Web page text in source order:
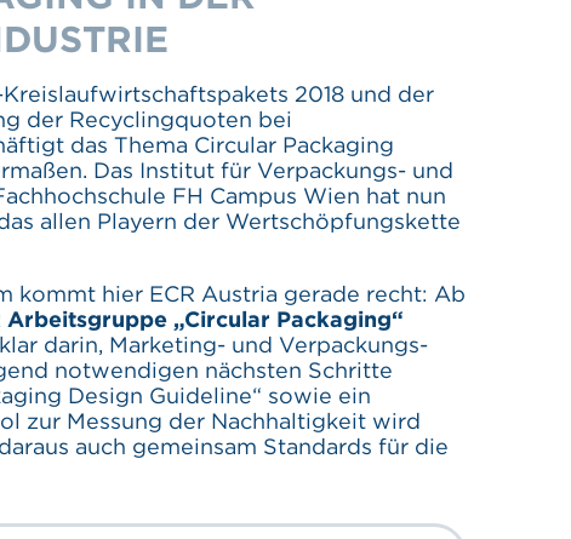
2018 und der
der Recyclingquoten bei
das Thema Circular Packaging
Das Institut für Verpackungs- und
FH Campus Wien hat nun
allen Playern der Wertschöpfungskette
kommt hier ECR Austria gerade recht: Ab
Arbeitsgruppe „Circular Packaging“
darin, Marketing- und Verpackungs-
notwendigen nächsten Schritte
Design Guideline“ sowie ein
zur Messung der Nachhaltigkeit wird
auch gemeinsam Standards für die